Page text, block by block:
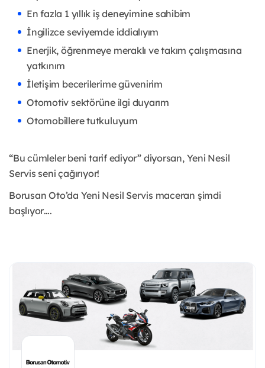
En fazla 1 yıllık iş deneyimine sahibim
İngilizce seviyemde iddialıyım
Enerjik, öğrenmeye meraklı ve takım çalışmasına
yatkınım
İletişim becerilerime güvenirim
Otomotiv sektörüne ilgi duyarım
Otomobillere tutkuluyum
“Bu cümleler beni tarif ediyor” diyorsan, Yeni Nesil
Servis seni çağırıyor!
Borusan Oto’da Yeni Nesil Servis maceran şimdi
başlıyor….